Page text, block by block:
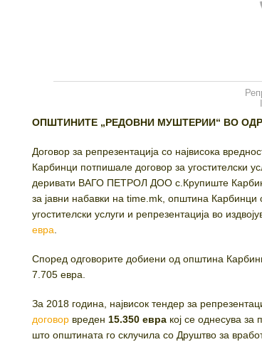
ОПШТИНИТЕ „РЕДОВНИ МУШТЕРИИ“ ВО
Договор за репрезентација со највисока
Карбинци потпишале договор за угостителски
деривати ВАГО ПЕТРОЛ ДОО с.Крупиште
за јавни набавки на time.mk, општина Карбинци
угостителски услуги и репрезентација во
евра
Според одговорите добиени од општина
7.705 евра.
За 2018 година, највисок тендер за
договор вреден 15.350 евра кој се однесува
што општината го склучила со Друштво за